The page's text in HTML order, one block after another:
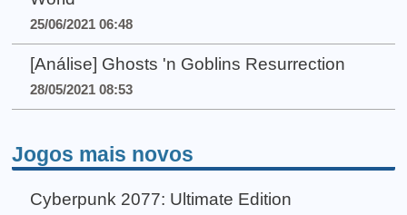
25/06/2021 06:48
[Análise] Ghosts 'n Goblins Resurrection
28/05/2021 08:53
Jogos mais novos
Cyberpunk 2077: Ultimate Edition